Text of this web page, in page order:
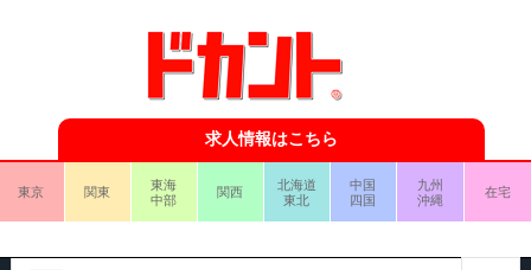
求人情報はこちら
東京 関東
東海
中部
関西
北海道
東北
中国
四国
九州
沖縄
在宅